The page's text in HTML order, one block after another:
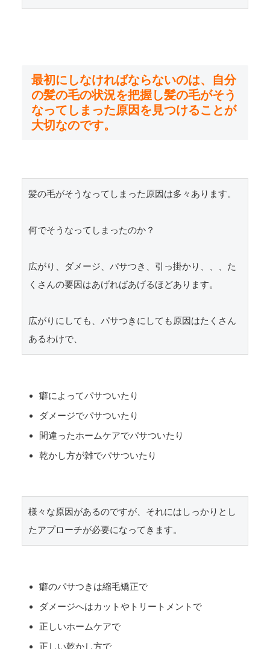
最初にしなければならないのは、自分
の髪の毛の状況を把握し髪の毛がそう
なってしまった原因を見つけることが
大切なのです。
髪の毛がそうなってしまった原因は多々あります。
何でそうなってしまったのか？
広がり、ダメージ、パサつき、引っ掛かり、、、た
くさんの要因はあげればあげるほどあります。
広がりにしても、パサつきにしても原因はたくさん
癖によってパサついたり
ダメージでパサついたり
間違ったホームケアでパサついたり
乾かし方が雑でパサついたり
様々な原因があるのですが、それにはしっかりとし
癖のパサつきは縮毛矯正で
ダメージへはカットやトリートメントで
正しいホームケアで
正しい乾かし方で